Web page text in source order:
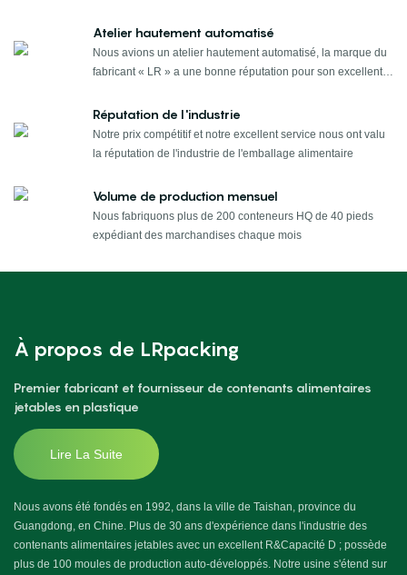
Atelier hautement automatisé
Nous avions un atelier hautement automatisé, la marque du
fabricant « LR » a une bonne réputation pour son excellente
Réputation de l'industrie
Notre prix compétitif et notre excellent service nous ont valu
la réputation de l'industrie de l'emballage alimentaire
Volume de production mensuel
Nous fabriquons plus de 200 conteneurs HQ de 40 pieds
expédiant des marchandises chaque mois
À propos de LRpacking
Premier fabricant et fournisseur de contenants alimentaires
jetables en plastique
Lire La Suite
Nous avons été fondés en 1992, dans la ville de Taishan, province du
Guangdong, en Chine. Plus de 30 ans d'expérience dans l'industrie des
contenants alimentaires jetables avec un excellent R&Capacité D ; possède
plus de 100 moules de production auto-développés. Notre usine s'étend sur